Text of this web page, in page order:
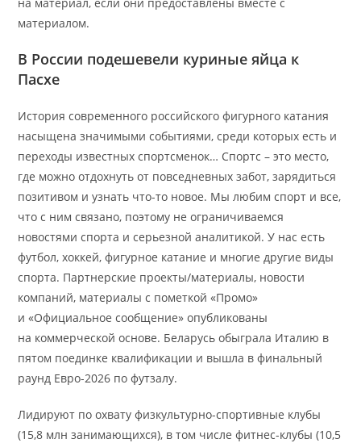
материалом.
В России подешевели куриные яйца к
Пасхе
История современного российского фигурного катания
насыщена значимыми событиями, среди которых есть и
переходы известных спортсменок… Спортс – это место,
где можно отдохнуть от повседневных забот, зарядиться
позитивом и узнать что-то новое. Мы любим спорт и все,
что с ним связано, поэтому не ограничиваемся
новостями спорта и серьезной аналитикой. У нас есть
футбол, хоккей, фигурное катание и многие другие виды
спорта. Партнерские проекты/материалы, новости
компаний, материалы с пометкой «Промо»
и «Официальное сообщение» опубликованы
на коммерческой основе. Беларусь обыграла Италию в
пятом поединке квалификации и вышла в финальный
раунд Евро-2026 по футзалу.
Лидируют по охвату физкультурно-спортивные клубы
(15,8 млн занимающихся), в том числе фитнес-клубы (10,5